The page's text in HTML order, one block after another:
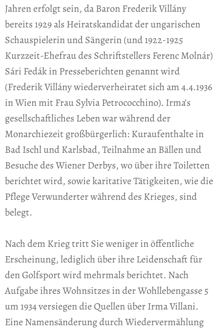
Jahren erfolgt sein, da Baron Frederik Villány
bereits 1929 als Heiratskandidat der ungarischen
Schauspielerin und Sängerin (und 1922-1925
Kurzzeit-Ehefrau des Schriftstellers Ferenc Molnár)
Sári Fedák in Presseberichten genannt wird
(Frederik Villány wiederverheiratet sich am 4.4.1936
in Wien mit Frau Sylvia Petrococchino). Irma's
gesellschaftliches Leben war während der
Monarchiezeit großbürgerlich: Kuraufenthalte in
Bad Ischl und Karlsbad, Teilnahme an Bällen und
Besuche des Wiener Derbys, wo über ihre Toiletten
berichtet wird, sowie karitative Tätigkeiten, wie die
Pflege Verwunderter während des Krieges, sind
belegt.
Nach dem Krieg tritt Sie weniger in öffentliche
Erscheinung, lediglich über ihre Leidenschaft für
den Golfsport wird mehrmals berichtet. Nach
Aufgabe ihres Wohnsitzes in der Wohllebengasse 5
um 1934 versiegen die Quellen über Irma Villani.
Eine Namensänderung durch Wiedervermählung